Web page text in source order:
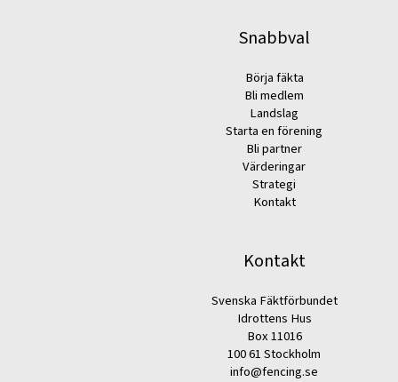
Snabbval
Börja fäkta
Bli medlem
Landslag
Starta en förening
Bli partner
Värderingar
Strategi
Kontakt
Kontakt
Svenska Fäktförbundet
Idrottens Hus
Box 11016
100 61 Stockholm
info@fencing.se